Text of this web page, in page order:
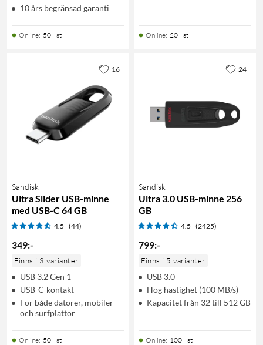
10 års begränsad garanti
Online: 50+ st Online: 20+ st
Sandisk
Ultra Slider USB-minne
med USB-C 64 GB
4.5 (44)
349:-
Finns i 3 varianter
USB 3.2 Gen 1
USB-C-kontakt
För både datorer, mobiler
och surfplattor
Online: 50+ st
16
Sandisk
Ultra 3.0 USB-minne 256
GB
4.5 (2425)
799:-
Finns i 5 varianter
USB 3.0
Hög hastighet (100 MB/s)
Kapacitet från 32 till 512 GB
Online: 100+ st
24